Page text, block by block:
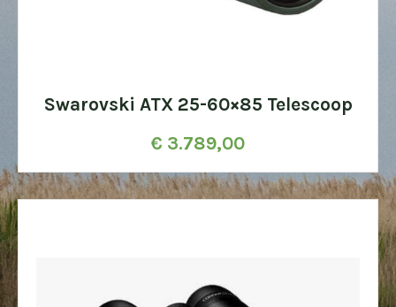
Swarovski ATX 25-60×85 Telescoop
€ 3.789,00